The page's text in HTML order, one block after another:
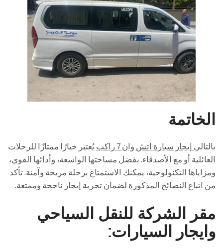
الخاتمة
بالتالي إيجار سيارة اتش وان 7 راكب
يُعتبر خيارًا ممتازًا للرحلات
العائلية أو مع الأصدقاء. بفضل مساحتها الواسعة، وأدائها القوي،
ومزاياها التكنولوجية، يمكنك الاستمتاع برحلة مريحة وآمنة. تأكد
من اتباع النصائح المذكورة لضمان تجربة إيجار ناجحة وممتعة.
مقر الشركة للنقل السياحي
وايجار السيارات: